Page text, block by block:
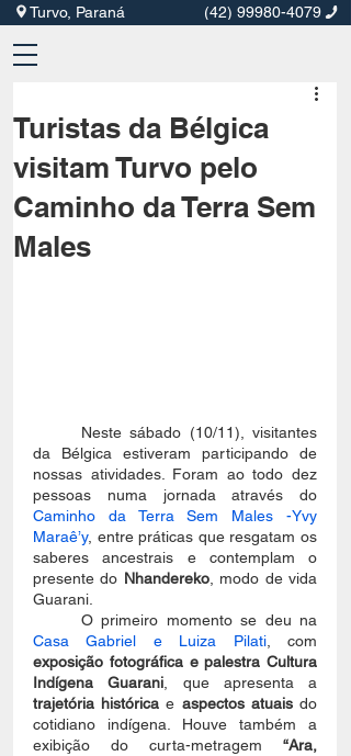
Turvo, Paraná (42) 99980-4079
Turistas da Bélgica
visitam Turvo pelo
Caminho da Terra Sem
Males
da Bélgica estiveram participando de
nossas atividades. Foram ao todo dez
Caminho da Terra Sem Males -Yvy
Maraê’y, entre práticas que resgatam os
saberes ancestrais e contemplam o
presente do Nhandereko, modo de vida
Guarani.
Casa Gabriel e Luiza Pilati
exposição fotográfica e palestra Cultura
Indígena Guarani
trajetória histórica e aspectos atuais do
cotidiano indígena. Houve também a
exibição do curta-metragem “Ara,